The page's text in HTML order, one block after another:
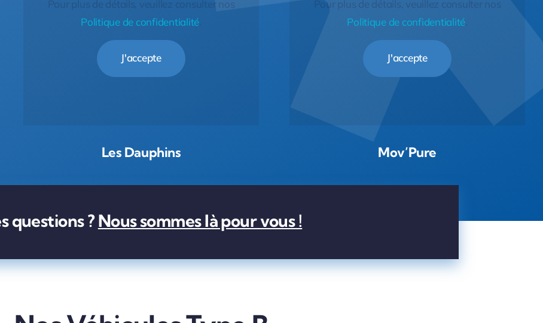
Pour plus de détails, veuillez consulter nos
Politique de confidentialité
J'accepte
Les Dauphins
Pour plus de détails, veuillez consulter nos
Politique de confidentialité
J'accepte
Mov’Pure
questions ?Nous sommes là pour vous !